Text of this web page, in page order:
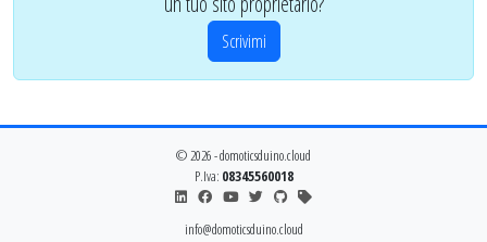
Scrivimi
© 2026 - domoticsduino.cloud
P.Iva: 08345560018
info@domoticsduino.cloud